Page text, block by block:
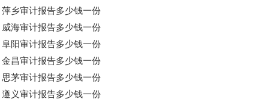
萍乡审计报告多少钱一份
威海审计报告多少钱一份
阜阳审计报告多少钱一份
金昌审计报告多少钱一份
思茅审计报告多少钱一份
遵义审计报告多少钱一份